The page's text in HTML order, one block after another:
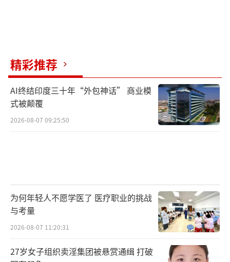
精彩推荐
AI终结印度三十年“外包神话” 商业模
式被颠覆
2026-08-07 09:25:50
为何年轻人不愿学医了 医疗职业的挑战
与考量
2026-08-07 11:20:31
27岁女子组织卖淫集团被悬赏通缉 打破